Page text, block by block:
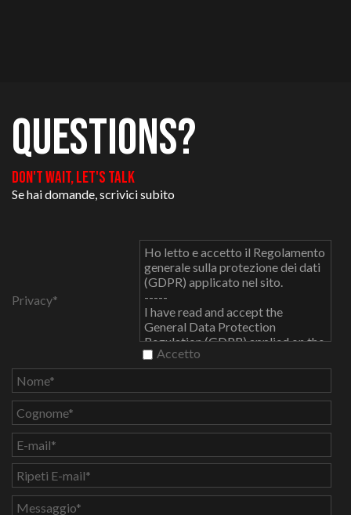
questions?
don't wait, let's talk
Se hai domande, scrivici subito
Privacy*
Ho letto e accetto il Regolamento
generale sulla protezione dei dati
(GDPR) applicato nel sito.
-----
I have read and accept the
General Data Protection
Regulation (GDPR) applied on the
site.Accetto